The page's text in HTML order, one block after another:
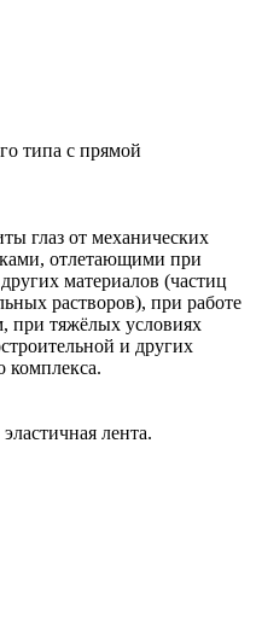
типа с прямой
глаз от механических
отлетающими при
материалов (частиц
растворов), при работе
при тяжёлых условиях
и других
комплекса.
лента.